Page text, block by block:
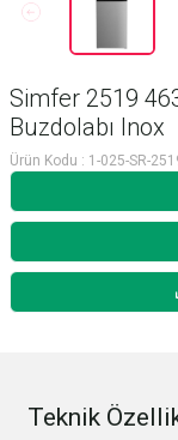
Simfer 2519
Buzdolabı Inox
Ürün Kodu : 1-025-SR-
Teknik